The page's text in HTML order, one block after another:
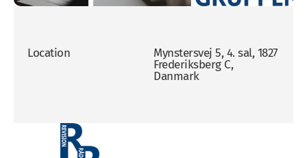
Location
Mynstersvej 5, 4. sal, 1827
Frederiksberg C,
Danmark